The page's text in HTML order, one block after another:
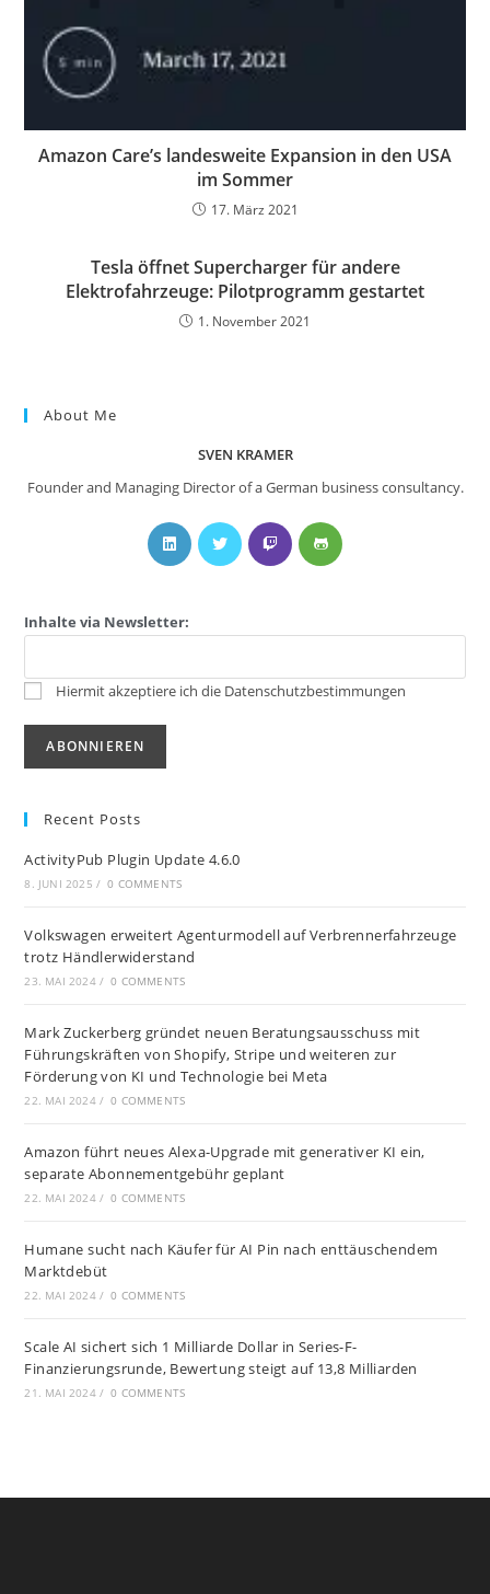
Amazon Care’s landesweite Expansion in den USA
im Sommer
17. März 2021
Tesla öffnet Supercharger für andere
Elektrofahrzeuge: Pilotprogramm gestartet
1. November 2021
About Me
SVEN KRAMER
Founder and Managing Director of a German business consultancy.
Inhalte via Newsletter:
Hiermit akzeptiere ich die Datenschutzbestimmungen
Recent Posts
ActivityPub Plugin Update 4.6.0
8. JUNI 2025 / 0 COMMENTS
Volkswagen erweitert Agenturmodell auf Verbrennerfahrzeuge
trotz Händlerwiderstand
23. MAI 2024 / 0 COMMENTS
Mark Zuckerberg gründet neuen Beratungsausschuss mit
Führungskräften von Shopify, Stripe und weiteren zur
Förderung von KI und Technologie bei Meta
22. MAI 2024 / 0 COMMENTS
Amazon führt neues Alexa-Upgrade mit generativer KI ein,
separate Abonnementgebühr geplant
22. MAI 2024 / 0 COMMENTS
Humane sucht nach Käufer für AI Pin nach enttäuschendem
Marktdebüt
22. MAI 2024 / 0 COMMENTS
Scale AI sichert sich 1 Milliarde Dollar in Series-F-
Finanzierungsrunde, Bewertung steigt auf 13,8 Milliarden
21. MAI 2024 / 0 COMMENTS